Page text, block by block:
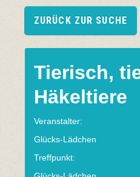
ZURÜCK ZUR SUCHE
Tierisch,
Häkeltiere
Veranstalter:
Glücks-Lädchen
Treffpunkt: